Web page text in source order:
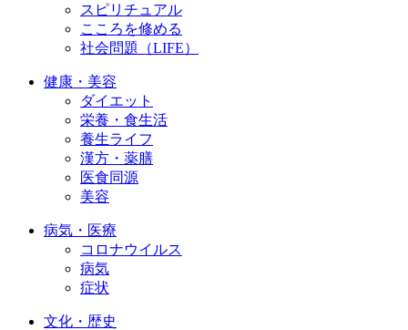
スピリチュアル
こころを修める
社会問題（LIFE）
健康・美容
ダイエット
栄養・食生活
養生ライフ
漢方・薬膳
医食同源
美容
病気・医療
コロナウイルス
病気
症状
文化・歴史